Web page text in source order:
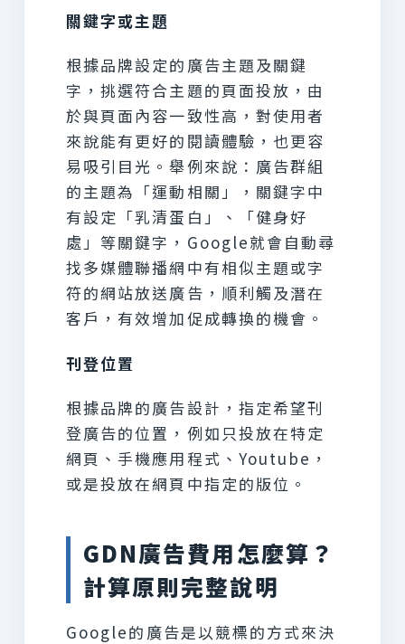
關鍵字或主題
根據品牌設定的廣告主題及關鍵
字，挑選符合主題的頁面投放，由
於與頁面內容一致性高，對使用者
來說能有更好的閱讀體驗，也更容
易吸引目光。舉例來說：廣告群組
的主題為「運動相關」，關鍵字中
有設定「乳清蛋白」、「健身好
處」等關鍵字，Google就會自動尋
找多媒體聯播網中有相似主題或字
符的網站放送廣告，順利觸及潛在
客戶，有效增加促成轉換的機會。
刊登位置
根據品牌的廣告設計，指定希望刊
登廣告的位置，例如只投放在特定
網頁、手機應用程式、Youtube，
或是投放在網頁中指定的版位。
GDN廣告費用怎麼算？
計算原則完整說明
Google的廣告是以競標的方式來決